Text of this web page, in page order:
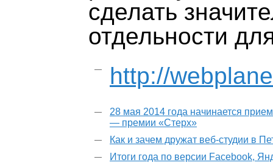
сделать
отдельности
http://
28 мая 2014 года начинается
— премии «Стерх»
Как и зачем дружат веб-студии в
Итоги года по версии Facebook,